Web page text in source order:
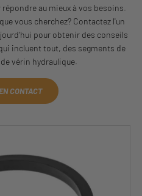
au mieux à vos besoins.
vous cherchez? Contactez l'un
pour obtenir des conseils
incluent tout, des segments de
vérin hydraulique.
CONTACT